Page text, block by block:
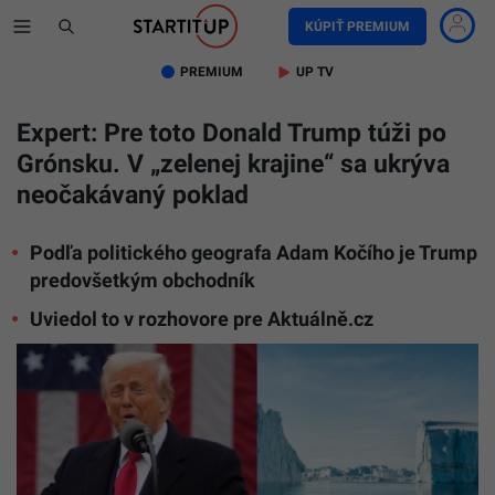
KÚPIŤ PREMIUM
PREMIUM UP TV
Expert: Pre toto Donald Trump túži po
Grónsku. V „zelenej krajine“ sa ukrýva
neočakávaný poklad
Podľa politického geografa Adam Kočího je Trump
predovšetkým obchodník
Uviedol to v rozhovore pre Aktuálně.cz
foto: